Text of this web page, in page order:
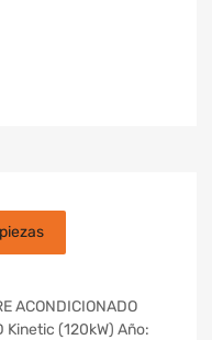
ACONDICIONADO
Kinetic (120kW) Año: